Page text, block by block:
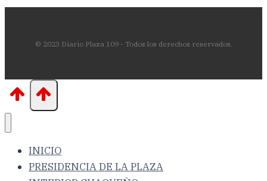
© 2023 Diario Plaza 109 - Todos los derechos reservados.
INICIO
PRESIDENCIA DE LA PLAZA